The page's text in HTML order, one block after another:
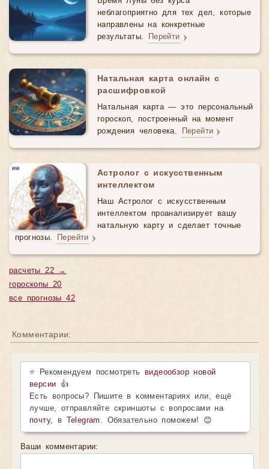
неблагоприятно для тех дел, которые
направлены на конкретные
результаты. Перейти
Натальная карта онлайн с
расшифровкой
Натальная карта — это персональный
гороскоп, построенный на момент
рождения человека. Перейти
Астролог с искусственным
интеллектом
Наш Астролог с искусственным
интеллектом проанализирует вашу
натальную карту и сделает точные
прогнозы. Перейти
расчеты 22 →
гороскопы 20
все прогнозы 42
Комментарии:
⭐ Рекомендуем посмотретьвидеообзор новой
версии 👍
Есть вопросы? Пишите в комментариях или, ещё
лучше, отправляйте скриншоты с вопросами на
почту, в Telegram . Обязательно поможем! 😊
Ваши комментарии: